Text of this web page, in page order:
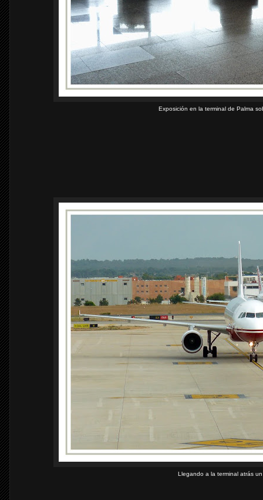
Exposición en la terminal de Palma
Llegando a la terminal atrás